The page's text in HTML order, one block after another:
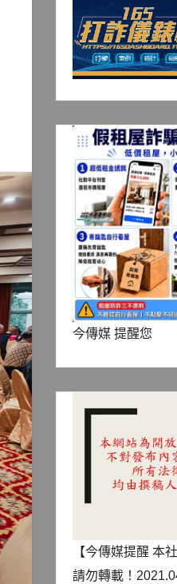
今傳媒 提醒您
【今傳媒提醒 本
請勿轉載！